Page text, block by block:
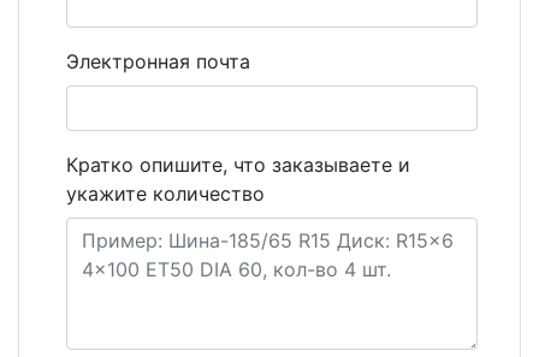
Электронная почта
Кратко опишите, что заказываете и
укажите количество